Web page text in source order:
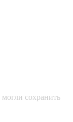
сохранить